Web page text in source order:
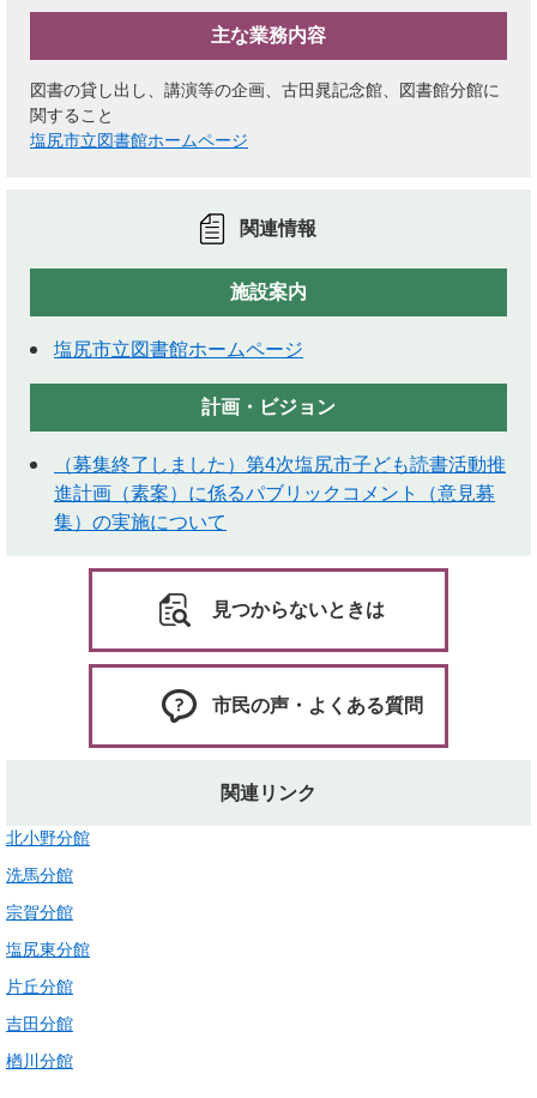
主な業務内容
図書の貸し出し、講演等の企画、古田晁記念館、図書館分館に
関すること
塩尻市立図書館ホームページ
関連情報
施設案内
塩尻市立図書館ホームページ
計画・ビジョン
（募集終了しました）第4次塩尻市子ども読書活動推
進計画（素案）に係るパブリックコメント（意見募
集）の実施について
見つからないときは
市民の声・よくある質問
関連リンク
北小野分館
洗馬分館
宗賀分館
塩尻東分館
片丘分館
吉田分館
楢川分館